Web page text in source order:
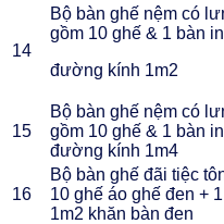
14
Bộ bàn ghế nệm có
gồm 10 ghế & 1 bàn
đường kính 1m2
15
Bộ bàn ghế nệm có
gồm 10 ghế & 1 bàn
đường kính 1m4
16
Bộ bàn ghế đãi tiệc
10 ghế áo ghế đen +
1m2 khăn bàn đen